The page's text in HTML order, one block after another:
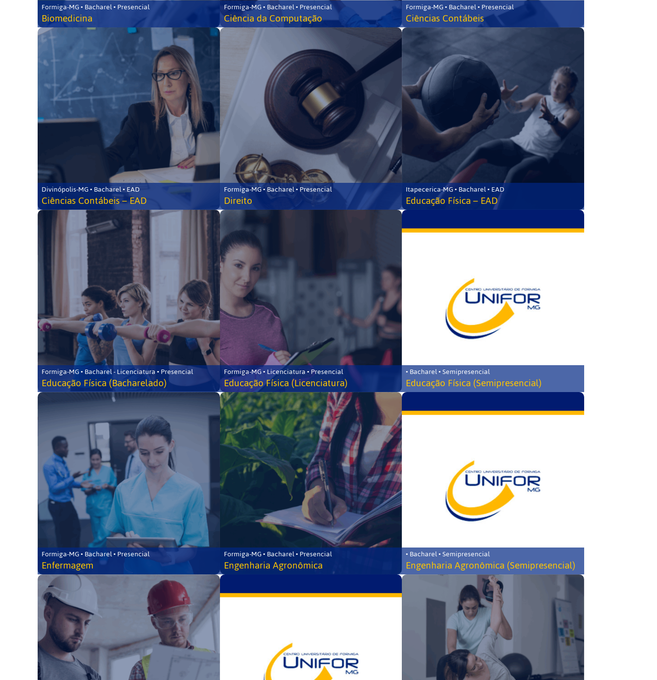
Formiga-MG • Bacharel • Presencial
Biomedicina
Formiga-MG • Bacharel • Presencial
Ciência da Computação
Formiga-MG • Bacharel • Presencial
Ciências Contábeis
Divinópolis-MG • Bacharel • EAD
Ciências Contábeis – EAD
Formiga-MG • Bacharel • Presencial
Direito
Itapecerica-MG • Bacharel • EAD
Educação Física – EAD
Formiga-MG • Bacharel - Licenciatura • Presencial
Educação Física (Bacharelado)
Formiga-MG • Licenciatura • Presencial
Educação Física (Licenciatura)
• Bacharel • Semipresencial
Educação Física (Semipresencial)
Formiga-MG • Bacharel • Presencial
Enfermagem
Formiga-MG • Bacharel • Presencial
Engenharia Agronômica
• Bacharel • Semipresencial
Engenharia Agronômica (Semipresencial)